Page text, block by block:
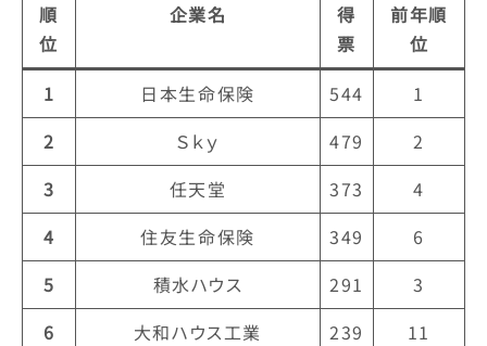
順
位
企業名
得
票
前年順
位
1
日本生命保険 544
1
2
Ｓｋｙ 479
2
3
任天堂 373
4
4
住友生命保険 349
6
5
積水ハウス 291
3
6
大和ハウス工業 239
11